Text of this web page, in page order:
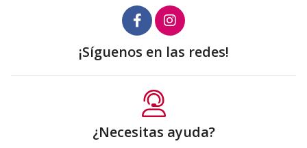
¡Síguenos en las redes!
¿Necesitas ayuda?